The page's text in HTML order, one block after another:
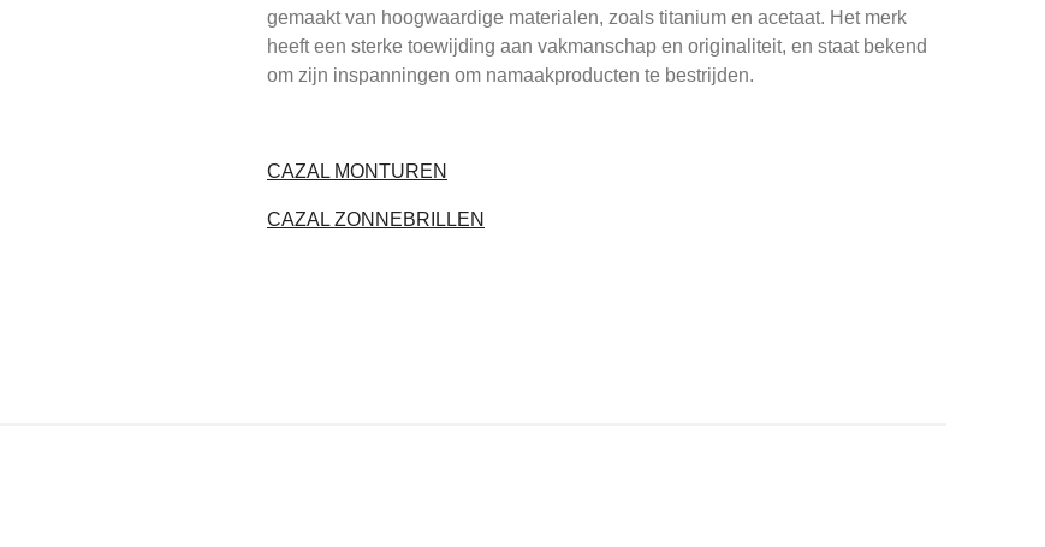
gemaakt van hoogwaardige materialen, zoals titanium en acetaat. Het merk
heeft een sterke toewijding aan vakmanschap en originaliteit, en staat bekend
om zijn inspanningen om namaakproducten te bestrijden.
CAZAL MONTUREN
CAZAL ZONNEBRILLEN